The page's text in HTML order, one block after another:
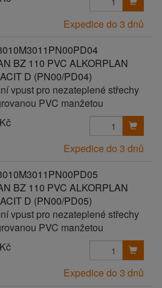
Expedice do 3 dnů
BZ 110 PVC ALKORPLAN
D (PN00/PD04)
vpust pro nezateplené střechy
PVC manžetou
Expedice do 3 dnů
BZ 110 PVC ALKORPLAN
D (PN00/PD05)
vpust pro nezateplené střechy
PVC manžetou
Expedice do 3 dnů